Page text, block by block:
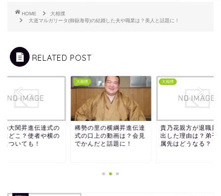
HOME
大相撲
大道マルガリータ(御嶽海母)の結婚した夫や職業は？美人と話題に！
RELATED POST
の大関昇進伝達式の
はどこ？使者や横の
についても！
大相撲
稀勢の里の横綱昇進伝達
式の口上の動画は？会見
でかんだと話題に！
大相撲
貴乃花親方が退職届
出した理由は？弟子
属先はどうなる？